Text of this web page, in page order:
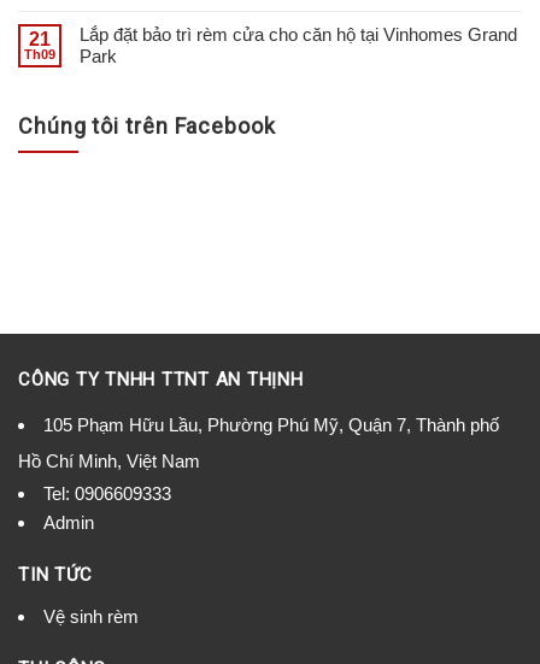
21
Th09
Lắp đặt bảo trì rèm cửa cho căn hộ tại Vinhomes Grand
Park
Chúng tôi trên Facebook
CÔNG TY TNHH TTNT AN THỊNH
105 Phạm Hữu Lầu, Phường Phú Mỹ, Quận 7, Thành phố
Hồ Chí Minh, Việt Nam
Tel: 0906609333
Admin
TIN TỨC
Vệ sinh rèm